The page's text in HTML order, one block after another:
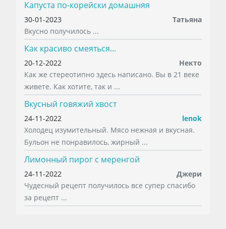
Капуста по-корейски домашняя
30-01-2023
Татьяна
Вкусно получилось ...
Как красиво смеяться...
20-12-2022
Некто
Как же стереотипно здесь написано. Вы в 21 веке
живете. Как хотите, так и ...
Вкусный говяжий хвост
24-11-2022
lenok
Холодец изумительный. Мясо нежная и вкусная.
Бульон не понравилось, жирный ...
Лимонный пирог с меренгой
24-11-2022
Джери
Чудесный рецепт получилось все супер спасибо
за рецепт ...